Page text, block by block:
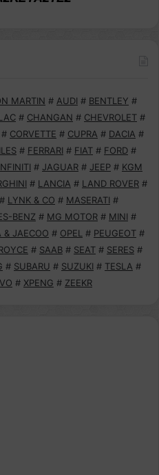
MARTIN # AUDI # BENTLEY #
# CHANGAN # CHEVROLET #
# CORVETTE # CUPRA # DACIA #
# FERRARI # FIAT # FORD #
# JAGUAR # JEEP # KGM
# LANCIA # LAND ROVER #
# LYNK & CO # MASERATI #
BENZ # MG MOTOR # MINI #
& JAECOO # OPEL # PEUGEOT #
# SAAB # SEAT # SERES #
# SUBARU # SUZUKI # TESLA #
# XPENG # ZEEKR